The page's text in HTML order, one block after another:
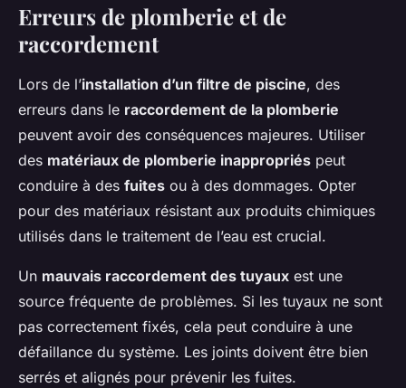
Erreurs de plomberie et de
raccordement
Lors de l’installation d’un filtre de piscine, des
erreurs dans le raccordement de la plomberie
peuvent avoir des conséquences majeures. Utiliser
des matériaux de plomberie inappropriés peut
conduire à des fuites ou à des dommages. Opter
pour des matériaux résistant aux produits chimiques
utilisés dans le traitement de l’eau est crucial.
Un mauvais raccordement des tuyaux est une
source fréquente de problèmes. Si les tuyaux ne sont
pas correctement fixés, cela peut conduire à une
défaillance du système. Les joints doivent être bien
serrés et alignés pour prévenir les fuites.